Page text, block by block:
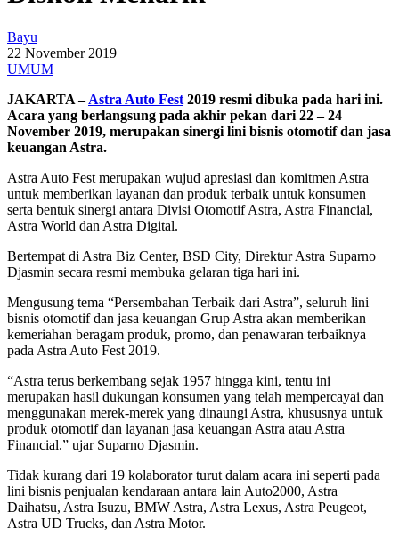
Bayu
22 November 2019
UMUM
JAKARTA –Astra Auto Fest 2019 resmi dibuka pada hari ini.
Acara yang berlangsung pada akhir pekan dari 22 – 24
November 2019, merupakan sinergi lini bisnis otomotif dan jasa
keuangan Astra.
Astra Auto Fest merupakan wujud apresiasi dan komitmen Astra
untuk memberikan layanan dan produk terbaik untuk konsumen
serta bentuk sinergi antara Divisi Otomotif Astra, Astra Financial,
Astra World dan Astra Digital.
Bertempat di Astra Biz Center, BSD City, Direktur Astra Suparno
Djasmin secara resmi membuka gelaran tiga hari ini.
Mengusung tema “Persembahan Terbaik dari Astra”, seluruh lini
bisnis otomotif dan jasa keuangan Grup Astra akan memberikan
kemeriahan beragam produk, promo, dan penawaran terbaiknya
pada Astra Auto Fest 2019.
“Astra terus berkembang sejak 1957 hingga kini, tentu ini
merupakan hasil dukungan konsumen yang telah mempercayai dan
menggunakan merek-merek yang dinaungi Astra, khususnya untuk
produk otomotif dan layanan jasa keuangan Astra atau Astra
Financial.” ujar Suparno Djasmin.
Tidak kurang dari 19 kolaborator turut dalam acara ini seperti pada
lini bisnis penjualan kendaraan antara lain Auto2000, Astra
Daihatsu, Astra Isuzu, BMW Astra, Astra Lexus, Astra Peugeot,
Astra UD Trucks, dan Astra Motor.